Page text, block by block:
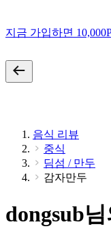
지금 가입하면
음식 리뷰
중식
딤섬 / 만두
감자만두
dongsub